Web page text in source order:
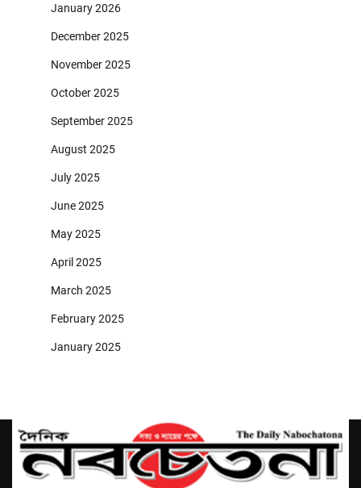
January 2026
December 2025
November 2025
October 2025
September 2025
August 2025
July 2025
June 2025
May 2025
April 2025
March 2025
February 2025
January 2025